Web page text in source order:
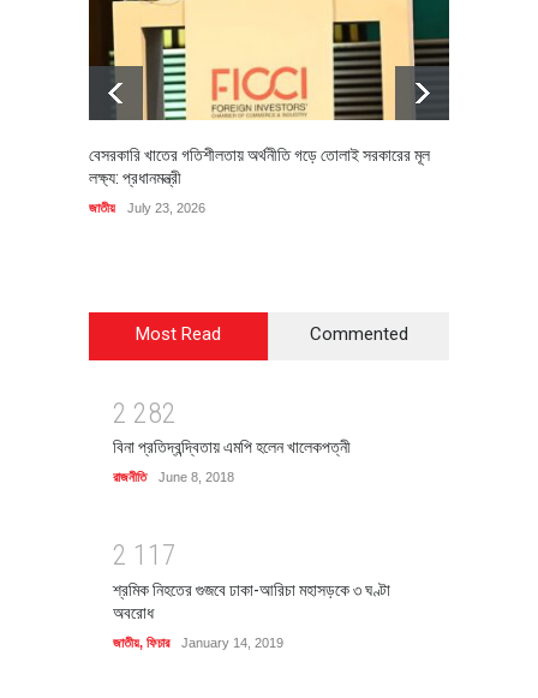
বেসরকারি খাতের গতিশীলতায় অর্থনীতি গড়ে তোলাই সরকারের মূল
লক্ষ্য: প্রধানমন্ত্রী
জাতীয় July 23, 2026
Most Read Commented
2 282
বিনা প্রতিদ্বন্দ্বিতায় এমপি হলেন খালেকপত্নী
রাজনীতি June 8, 2018
2 1 1 7
শ্রমিক নিহতের গুজবে ঢাকা-আরিচা মহাসড়কে ৩ ঘণ্টা
অবরোধ
জাতীয়, ফিচার January 14, 2019